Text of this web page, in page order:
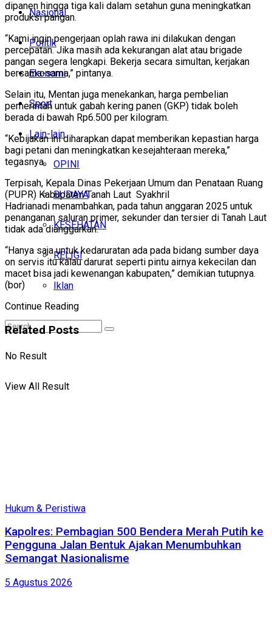
Nasional
Politik
Ekonomi
Sport
Lain-lain
OPINI
BUDAYA
KESEHATAN
RELIGI
Iklan
No Result
View All Result
dipanen hingga tiga kali dalam setahun guna meningkatkan
produksi pangan.
“Kami ingin pengerjaan oplah rawa ini dilakukan dengan
percepatan. Jika masih ada kekurangan alat atau brigade
pangan segera lengkapi. Bekerja secara simultan, kerjakan
bersama-sama,” pintanya.
Selain itu, Mentan juga menekankan, harga pembelian
pemerintah untuk gabah kering panen (GKP) tidak boleh
berada di bawah Rp6.500 per kilogram.
“Kebijakan ini diharapkan dapat memberikan kepastian harga
bagi petani dan meningkatkan kesejahteraan mereka,”
tegasnya.
Terpisah, Kepala Dinas Pekerjaan Umum dan Penataan Ruang
(PUPR) Kabupaten Tanah Laut Syakhril
Hadrianadi menambahkan, pada tahun anggaran 2025 untuk
penanganan saluran primer, sekunder dan tersier di Tanah Laut
tidak ada dianggarkan.
“Hanya saja untuk kedaruratan ada pada bidang sumber daya
on servis itu kalau darurat seperti pintu airnya kekecilan dan
macet bisa jadi kewenangan kabupaten,” demikian tutupnya.
(bor)
Continue Reading
RelatedPosts
Hukum & Peristiwa
Kapolres: Pembagian 500 Bendera Merah Putih ke
Pengguna Jalan Bentuk Ajakan Menumbuhkan
Semangat Nasionalisme
5 Agustus 2026